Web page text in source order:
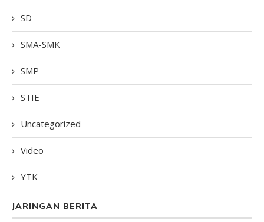
SD
SMA-SMK
SMP
STIE
Uncategorized
Video
YTK
JARINGAN BERITA